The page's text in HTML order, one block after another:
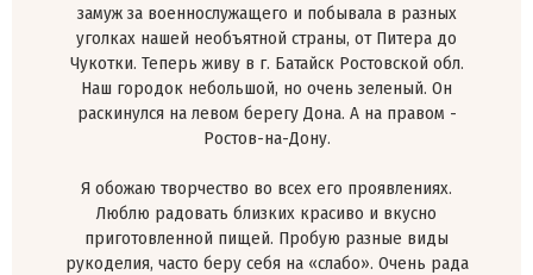
замуж за военнослужащего и побывала в разных
уголках нашей необъятной страны, от Питера до
Чукотки. Теперь живу в г. Батайск Ростовской обл.
Наш городок небольшой, но очень зеленый. Он
раскинулся на левом берегу Дона. А на правом -
Ростов-на-Дону.
Я обожаю творчество во всех его проявлениях.
Люблю радовать близких красиво и вкусно
приготовленной пищей. Пробую разные виды
рукоделия, часто беру себя на «слабо». Очень рада